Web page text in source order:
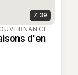
7:39
d'en